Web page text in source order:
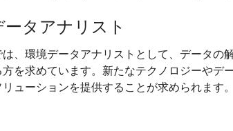
タアナリスト
、環境データアナリストとして、データの
を求めています。新たなテクノロジーやデ
ューションを提供することが求められます。